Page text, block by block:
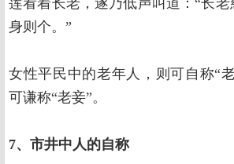
莲看着长老，遂乃低声叫道：“长
身则个。”
女性平民中的老年人，则可自称“
可谦称“老妾”。
7、市井中人的自称